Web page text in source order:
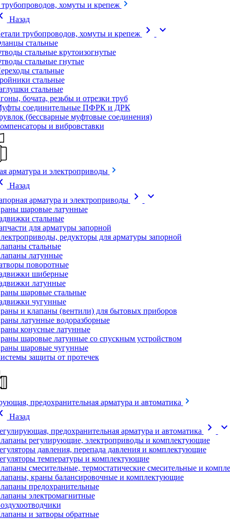
трубопроводов, хомуты и крепеж
Назад
трубопроводов, хомуты и крепеж
chevron_right expand_more
стальные
стальные крутоизогнутые
стальные гнутые
стальные
стальные
стальные
бочата, резьбы и отрезки труб
соединительные ПФРК и ДРК
(бессварные муфтовые соединения)
и вибровставки
арматура и электроприводы
Назад
арматура и электроприводы
chevron_right expand_more
шаровые латунные
стальные
для арматуры запорной
редукторы для арматуры запорной
стальные
латунные
поворотные
шиберные
латунные
шаровые стальные
чугунные
и клапаны (вентили) для бытовых приборов
латунные водоразборные
конусные латунные
шаровые латунные со спускным устройством
шаровые чугунные
защиты от протечек
предохранительная арматура и автоматика
Назад
предохранительная арматура и автоматика
chevron_right expand_more
регулирующие, электроприводы и комплектующие
давления, перепада давления и комплектующие
температуры и комплектующие
смесительные, термостатические смесительные и
краны балансировочные и комплектующие
предохранительные
электромагнитные
и затворы обратные